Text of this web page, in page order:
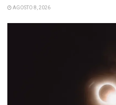
AGOSTO 8, 2026